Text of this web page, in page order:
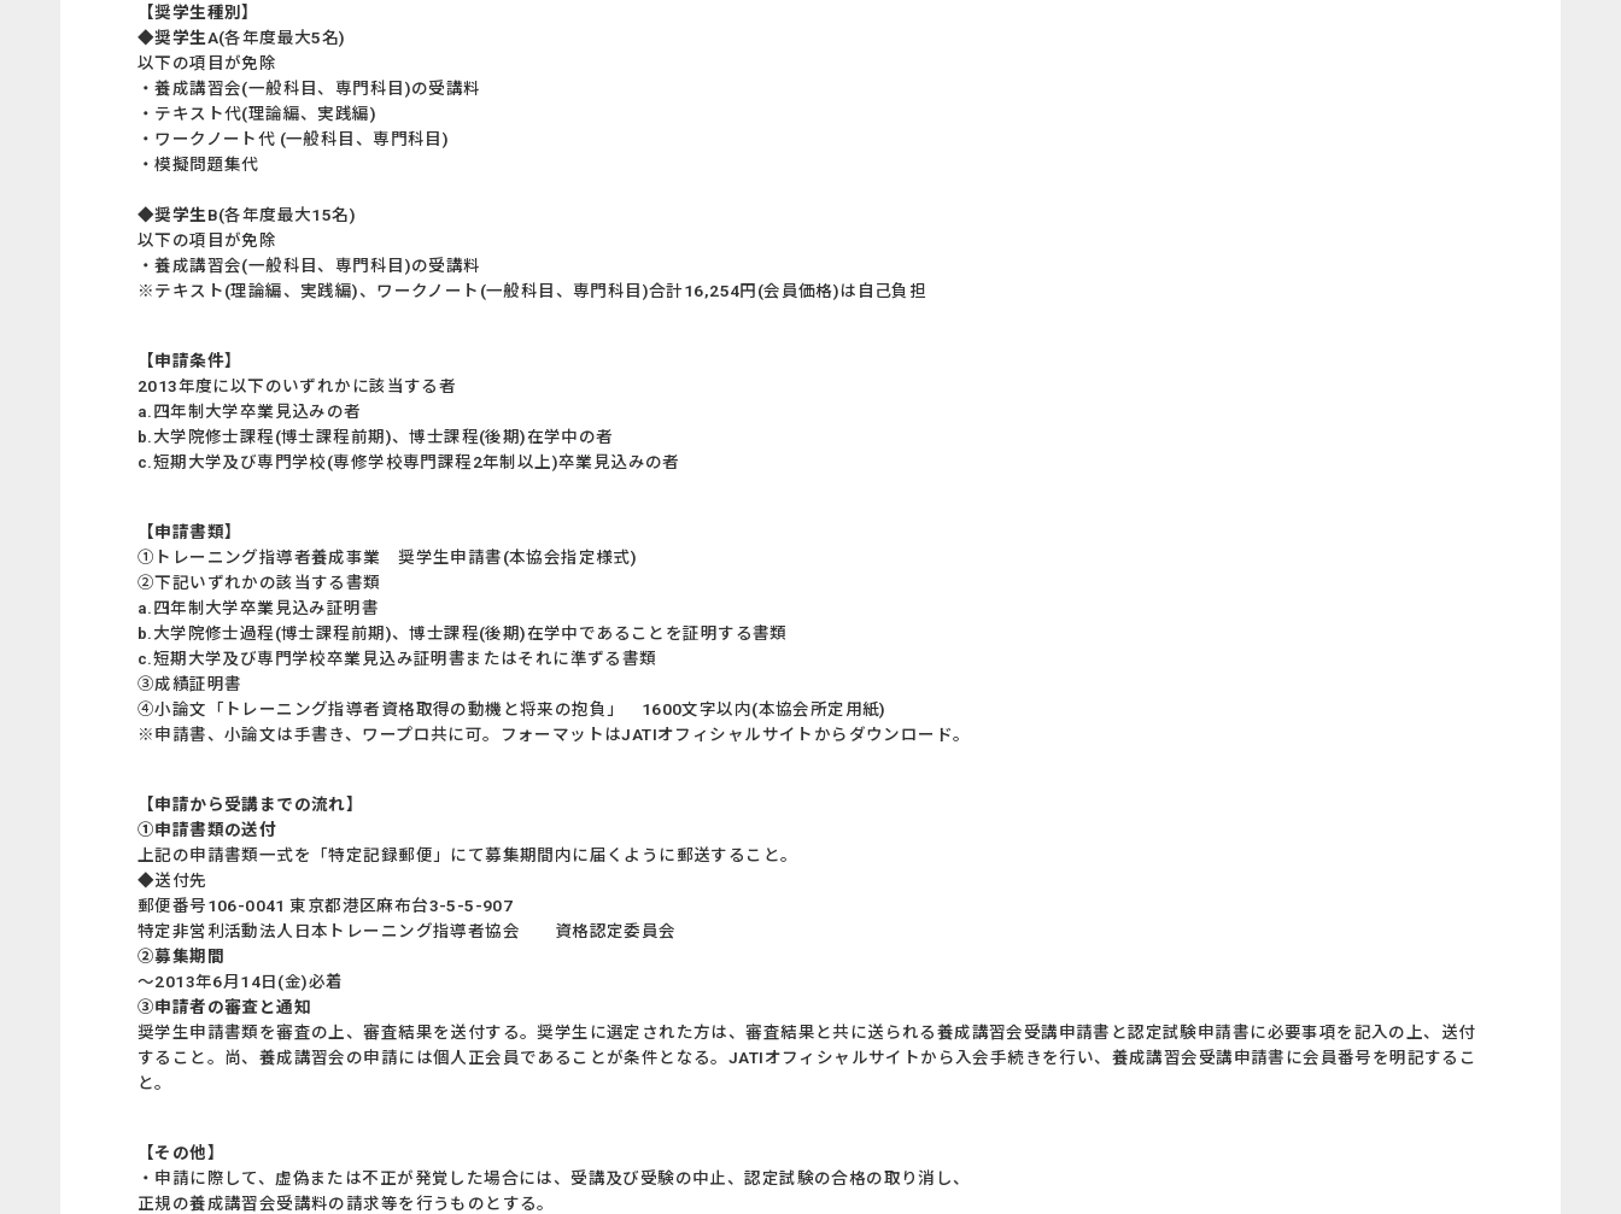
【奨学生種別】
◆奨学生A(各年度最大5名)
以下の項目が免除
・養成講習会(一般科目、専門科目)の受講料
・テキスト代(理論編、実践編)
・ワークノート代 (一般科目、専門科目)
・模擬問題集代
◆奨学生B(各年度最大15名)
以下の項目が免除
・養成講習会(一般科目、専門科目)の受講料
※テキスト(理論編、実践編)、ワークノート(一般科目、専門科目)合計16,254円(会員価格)は自己負担
【申請条件】
2013年度に以下のいずれかに該当する者
a.四年制大学卒業見込みの者
b.大学院修士課程(博士課程前期)、博士課程(後期)在学中の者
c.短期大学及び専門学校(専修学校専門課程2年制以上)卒業見込みの者
【申請書類】
①トレーニング指導者養成事業 奨学生申請書(本協会指定様式)
②下記いずれかの該当する書類
a.四年制大学卒業見込み証明書
b.大学院修士過程(博士課程前期)、博士課程(後期)在学中であることを証明する書類
c.短期大学及び専門学校卒業見込み証明書またはそれに準ずる書類
③成績証明書
④小論文「トレーニング指導者資格取得の動機と将来の抱負」 1600文字以内(本協会所定用紙)
※申請書、小論文は手書き、ワープロ共に可。フォーマットはJATIオフィシャルサイトからダウンロード。
【申請から受講までの流れ】
①申請書類の送付
上記の申請書類一式を「特定記録郵便」にて募集期間内に届くように郵送すること。
◆送付先
郵便番号106-0041 東京都港区麻布台3-5-5-907
特定非営利活動法人日本トレーニング指導者協会 資格認定委員会
②募集期間
～2013年6月14日(金)必着
③申請者の審査と通知
奨学生申請書類を審査の上、審査結果を送付する。奨学生に選定された方は、審査結果と共に送られる養成講習会受講申請書と認定試験申請書に必要事項を記入の上、送付
すること。尚、養成講習会の申請には個人正会員であることが条件となる。JATIオフィシャルサイトから入会手続きを行い、養成講習会受講申請書に会員番号を明記するこ
と。
【その他】
・申請に際して、虚偽または不正が発覚した場合には、受講及び受験の中止、認定試験の合格の取り消し、
正規の養成講習会受講料の請求等を行うものとする。